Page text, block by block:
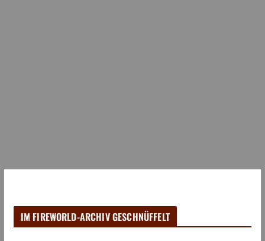
IM FIREWORLD-ARCHIV GESCHNÜFFELT